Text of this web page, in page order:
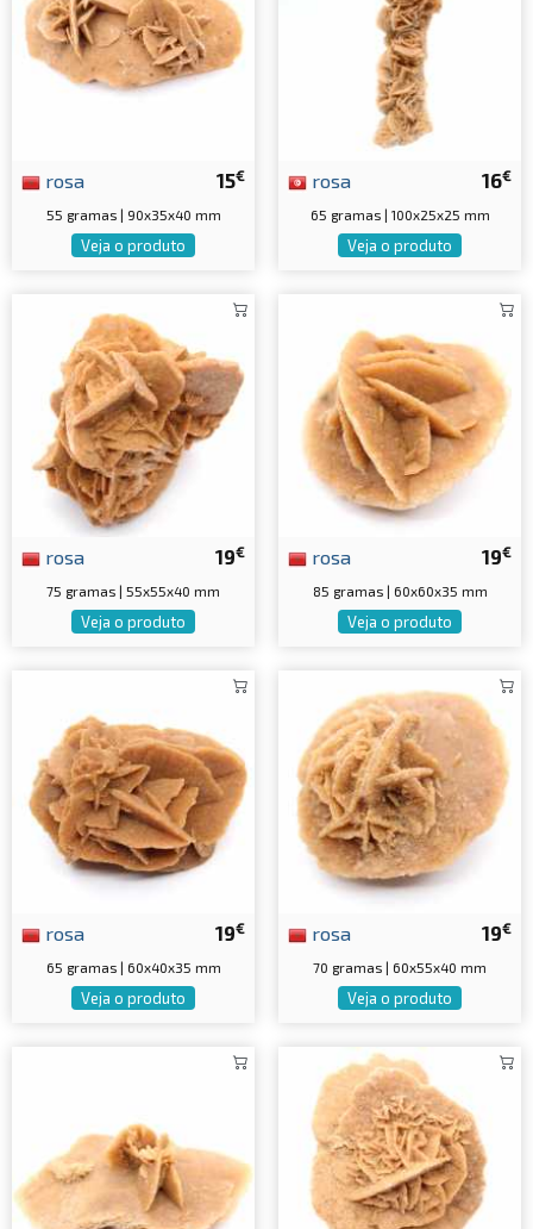
15€
rosa
55 gramas | 90x35x40 mm
Veja o produto
16€
rosa
65 gramas | 100x25x25 mm
Veja o produto
19€
rosa
75 gramas | 55x55x40 mm
Veja o produto
19€
rosa
85 gramas | 60x60x35 mm
Veja o produto
19€
rosa
65 gramas | 60x40x35 mm
Veja o produto
19€
rosa
70 gramas | 60x55x40 mm
Veja o produto